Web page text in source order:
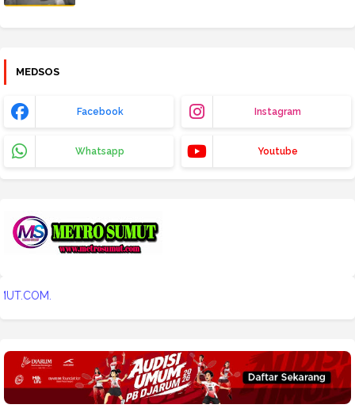
MEDSOS
Facebook Instagram
Whatsapp Youtube